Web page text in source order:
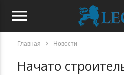
menu
Главная chevron_right Новости
Начато